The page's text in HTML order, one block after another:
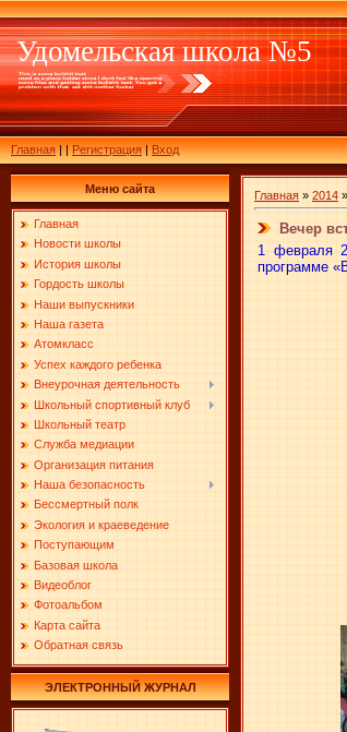
Удомельская школа №5
Главная||Регистрация|Вход
Меню сайта
Главная
Новости школы
История школы
Гордость школы
Наши выпускники
Наша газета
Атомкласс
Успех каждого ребенка
Внеурочная деятельность
Школьный спортивный клуб
Школьный театр
Служба медиации
Организация питания
Наша безопасность
Бессмертный полк
Экология и краеведение
Поступающим
Базовая школа
Видеоблог
Фотоальбом
Карта сайта
Обратная связь
ЭЛЕКТРОННЫЙ ЖУРНАЛ
Главная » 2014 »
Вечер
1 февраля
программе